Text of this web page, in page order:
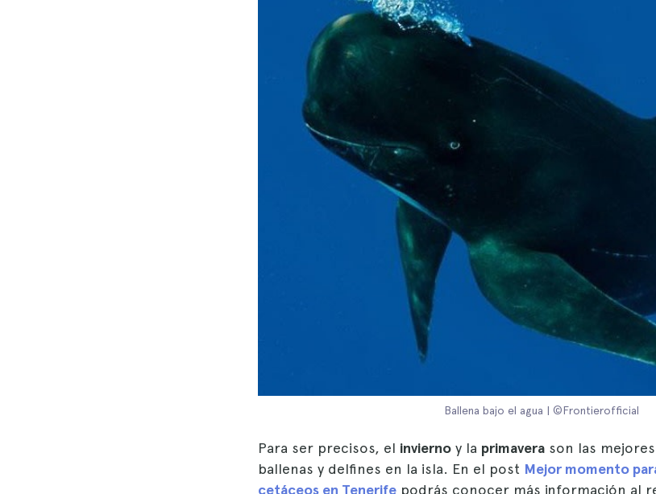
Ballena bajo el agua | ©Frontierofficial
Para ser precisos, el invierno y la primavera son las
ballenas y delfines en la isla. En el post Mejor momento
cetáceos en Tenerife podrás conocer más información al